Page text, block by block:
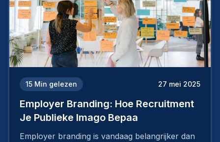
15 Min gelezen 27 mei 2025
Employer Branding: Hoe Recruitment
Je Publieke Imago Bepaa
Employer branding is vandaag belangrijker dan